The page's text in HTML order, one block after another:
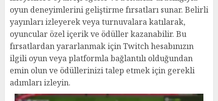
oyun deneyimlerini geliştirme fırsatları sunar. Belirli
yayınları izleyerek veya turnuvalara katılarak,
oyuncular özel içerik ve ödüller kazanabilir. Bu
fırsatlardan yararlanmak için Twitch hesabınızın
ilgili oyun veya platformla bağlantılı olduğundan
emin olun ve ödüllerinizi talep etmek için gerekli
adımları izleyin.